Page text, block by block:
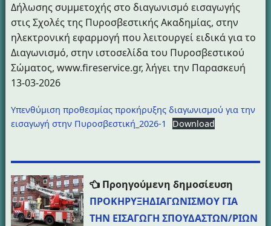
Δήλωσης συμμετοχής στο διαγωνισμό εισαγωγής
στις Σχολές της Πυροσβεστικής Ακαδημίας, στην
ηλεκτρονική εφαρμογή που λειτουργεί ειδικά για το
Διαγωνισμό, στην ιστοσελίδα του Πυροσβεστικού
Σώματος, www.fireservice.gr, λήγει την Παρασκευή
13-03-2026
Υπενθύμιση προθεσμίας προκήρυξης διαγωνισμού για την
εισαγωγή στην Πυροσβεστική_2026-1
Download
Πλοήγηση
άρθρων
Προηγούμενη δημοσίευση
ΠΡΟΚΗΡΥΞΗΔΙΑΓΩΝΙΣΜΟΥ ΓΙΑ
ΤΗΝ ΕΙΣΑΓΩΓΗ ΣΠΟΥΔΑΣΤΩΝ/ΡΙΩΝ